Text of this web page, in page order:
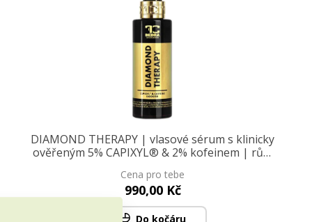
DIAMOND THERAPY | vlasové sérum s klinicky
ověřeným 5% CAPIXYL® & 2% kofeinem | růst
Cena pro tebe
990,00 Kč
Do kočáru